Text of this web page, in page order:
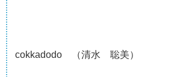
cokkadodo （清水 聡美）